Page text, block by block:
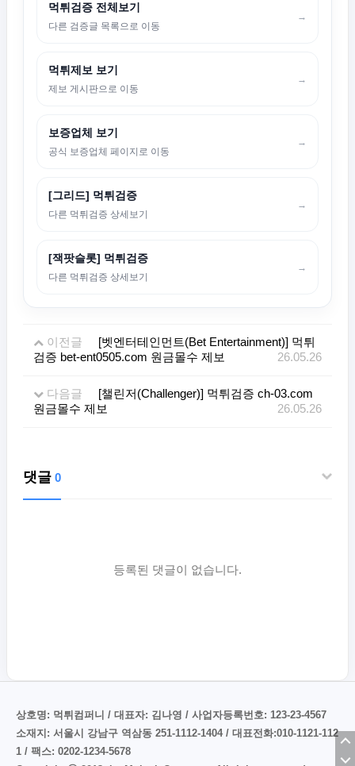
먹튀검증 전체보기
다른 검증글 목록으로 이동
→
먹튀제보 보기
제보 게시판으로 이동
→
보증업체 보기
공식 보증업체 페이지로 이동
→
[그리드] 먹튀검증
다른 먹튀검증 상세보기
→
[잭팟슬롯] 먹튀검증
다른 먹튀검증 상세보기
→
이전글
[벳엔터테인먼트(Bet Entertainment)] 먹튀
검증 bet-ent0505.com 원금몰수 제보
26.05.26
다음글
[챌린저(Challenger)] 먹튀검증 ch-03.com
원금몰수 제보
26.05.26
댓글 0
등록된 댓글이 없습니다.
상호명: 먹튀컴퍼니 / 대표자: 김나영 / 사업자등록번호: 123-23-4567
소재지: 서울시 강남구 역삼동 251-1112-1404 / 대표전화:010-1121-112
1 / 팩스: 0202-1234-5678